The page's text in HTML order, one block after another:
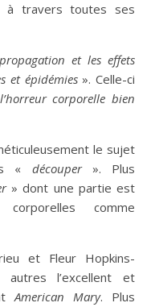
à travers toutes ses
et les effets
et épidémies». Celle-ci
corporelle bien
le sujet
« découper». Plus
» dont une partie est
comme
et Fleur Hopkins-
autres l’excellent et
American Mary. Plus